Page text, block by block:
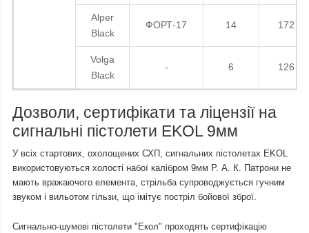
Alper
Black
ФОРТ-17 14 172
Volga
Black
- 6 126
Дозволи, сертифікати та ліцензії на
сигнальні пістолети EKOL 9мм
У всіх стартових, охолощених СХП, сигнальних пістолетах EKOL
використовуються холості набої калібром 9мм Р. А. К. Патрони не
мають вражаючого елемента, стрільба супроводжується гучним
звуком і вильотом гільзи, що імітує постріл бойової зброї.
Сигнально-шумові пістолети "Екол" проходять сертифікацію